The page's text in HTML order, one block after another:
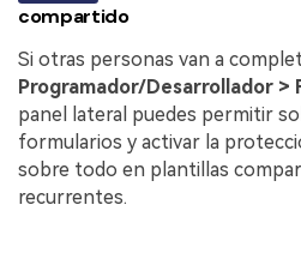
compartido
Si otras personas van a
Programador/Desarrollador >
panel lateral puedes permitir
formularios y activar la
sobre todo en plantillas
recurrentes.